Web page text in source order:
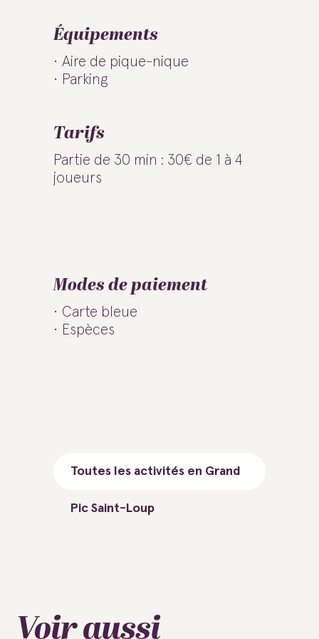
Équipements
Aire de pique-nique
Parking
Tarifs
Partie de 30 min : 30€ de 1 à 4
joueurs
Modes de paiement
Carte bleue
Espèces
Toutes les activités en Grand
Pic Saint-Loup
Voir aussi